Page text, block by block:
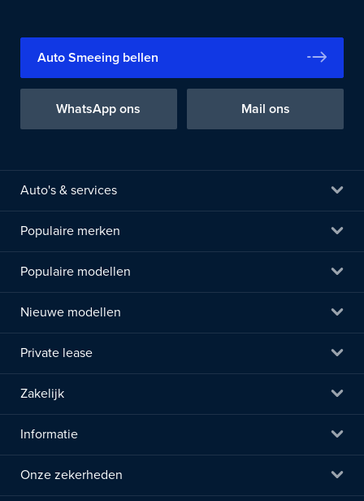
Auto Smeeing bellen
WhatsApp ons Mail ons
Auto's & services
Populaire merken
Populaire modellen
Nieuwe modellen
Private lease
Zakelijk
Informatie
Onze zekerheden